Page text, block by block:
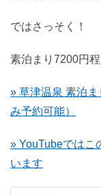
ではさっそく！
素泊まり7200円
» 草津温泉 素泊
み予約可能）
» YouTubeではこ
います